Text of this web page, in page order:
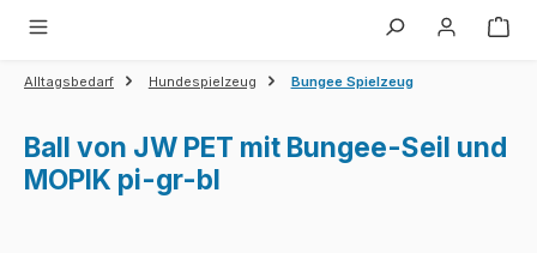
Alltagsbedarf Hundespielzeug Bungee Spielzeug
Ball von JW PET mit Bungee-Seil und
MOPIK pi-gr-bl